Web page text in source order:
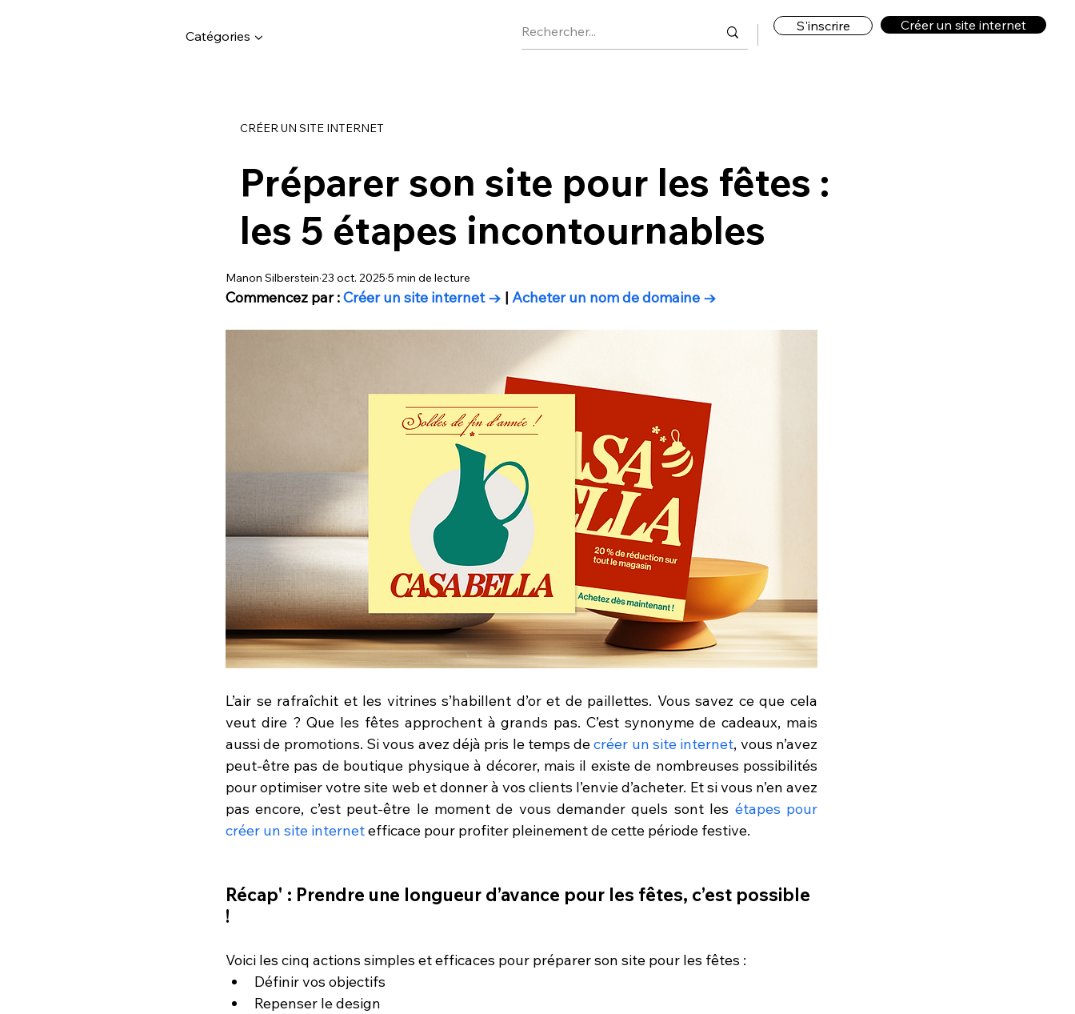
Catégories ▼
S'inscrire Créer un site internet
CRÉER UN SITE INTERNET
Préparer son site pour les fêtes :
les 5 étapes incontournables
Manon Silberstein 23 oct. 2025 5 min de lecture
Commencez par : Créer un site internet → | Acheter un nom de domaine →
L’air se rafraîchit et les vitrines s’habillent d’or et de paillettes. Vous savez ce que cela
veut dire ? Que les fêtes approchent à grands pas. C’est synonyme de cadeaux, mais
aussi de promotions. Si vous avez déjà pris le temps de créer un site internet, vous n’avez
peut-être pas de boutique physique à décorer, mais il existe de nombreuses possibilités
pour optimiser votre site web et donner à vos clients l’envie d’acheter. Et si vous n’en avez
pas encore, c’est peut-être le moment de vous demander quels sont les étapes pour
créer un site internet efficace pour profiter pleinement de cette période festive.
Récap' : Prendre une longueur d’avance pour les fêtes, c’est possible
!
Voici les cinq actions simples et efficaces pour préparer son site pour les fêtes :
Définir vos objectifs
Repenser le design